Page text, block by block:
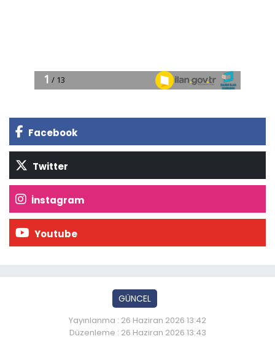
Facebook
Twitter
İnstagram
Youtube
GÜNCEL
Yayınlanma : 26 Haziran 2026 13:42
Düzenleme : 26 Haziran 2026 13:43